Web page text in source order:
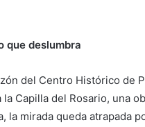
que deslumbra
del Centro Histórico de
la Capilla del Rosario, una
la mirada queda atrapada